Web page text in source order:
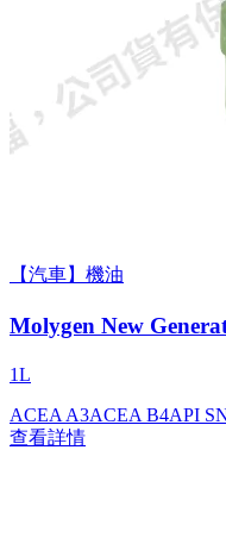
【汽車】機油
Molygen New
1L
ACEA A3ACEA B4API
查看詳情